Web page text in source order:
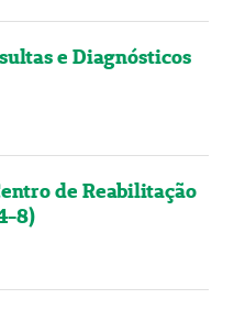
e Diagnósticos
de Reabilitação
8)